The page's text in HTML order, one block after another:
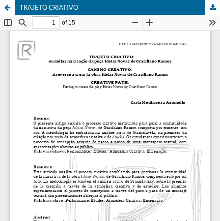
TRAJETO CRIATIVO